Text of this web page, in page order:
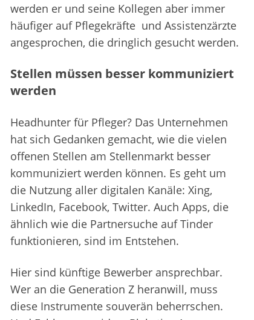
werden er und seine Kollegen aber immer
häufiger auf Pflegekräfte und Assistenzärzte
angesprochen, die dringlich gesucht werden.
Stellen müssen besser kommuniziert
werden
Headhunter für Pfleger? Das Unternehmen
hat sich Gedanken gemacht, wie die vielen
offenen Stellen am Stellenmarkt besser
kommuniziert werden können. Es geht um
die Nutzung aller digitalen Kanäle: Xing,
LinkedIn, Facebook, Twitter. Auch Apps, die
ähnlich wie die Partnersuche auf Tinder
funktionieren, sind im Entstehen.
Hier sind künftige Bewerber ansprechbar.
Wer an die Generation Z heranwill, muss
diese Instrumente souverän beherrschen.